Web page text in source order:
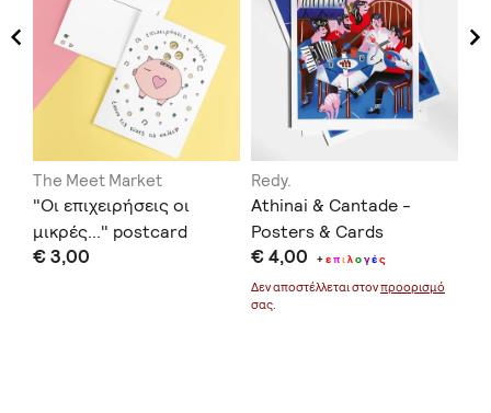
The Meet Market
"Οι επιχειρήσεις οι
μικρές..." postcard
€ 3,00
Redy.
Athinai & Cantade -
Posters & Cards
€ 4,00 +επιλογές
Δεν αποστέλλεται στονπροορισμό
σας.